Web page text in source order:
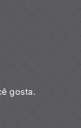
gosta.